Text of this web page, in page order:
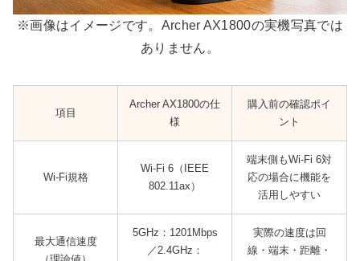
※画像はイメージです。Archer AX1800の実機写真では
ありません。
項目
Archer AX1800の仕
様
購入前の確認ポイ
ント
Wi-Fi規格
Wi-Fi 6（IEEE
802.11ax）
端末側もWi-Fi 6対
応の場合に機能を
活用しやすい
最大通信速度
5GHz：1201Mbps
／2.4GHz：
実際の速度は回
線・端末・距離・